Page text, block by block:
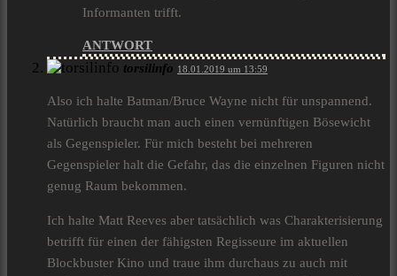
Informanten trifft.
ANTWORT
torsilinfo 18.01.2019 um 13:59
Also ich halte Batman/Bruce Wayne nicht für unspannend.
Natürlich braucht man auch einen vernünftigen Bösewicht
als Gegenspieler. Für mich besteht bei mehreren
Gegenspieler halt die Gefahr, das die einzelnen Figuren nicht
genug Raum bekommen.
Ich halte Matt Reeves aber tatsächlich was Charakterisierung
betrifft für einen der fähigsten Regisseure im aktuellen
Blockbuster Kino und traue ihm durchaus zu auch mit